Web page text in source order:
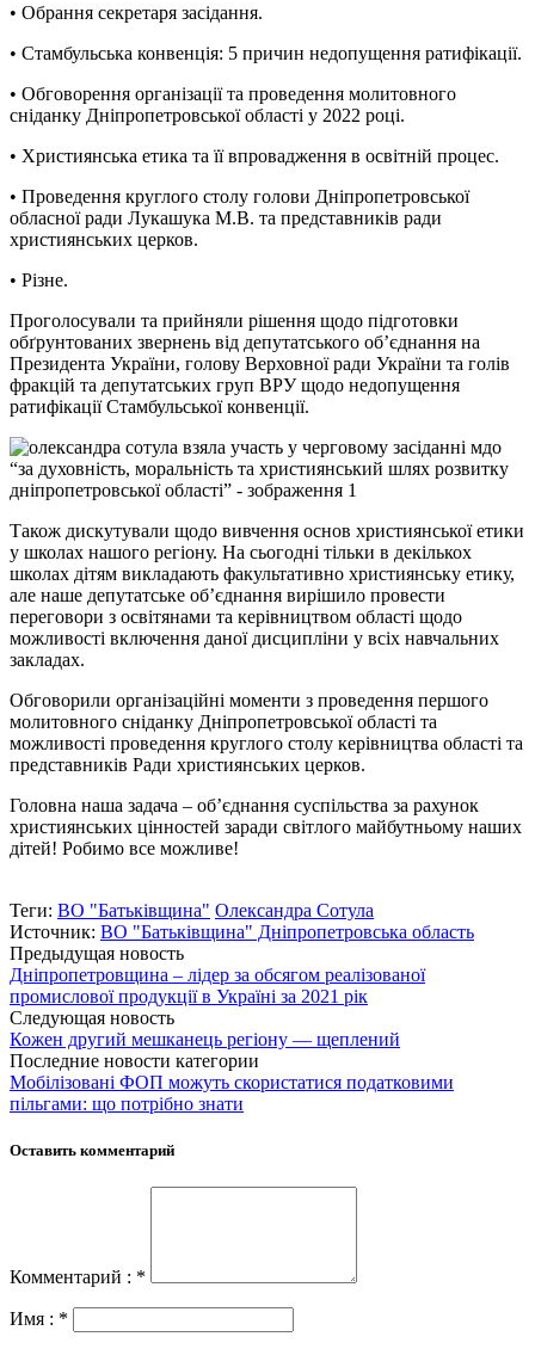
• Обрання секретаря засідання.
• Стамбульська конвенція: 5 причин недопущення ратифікації.
• Обговорення організації та проведення молитовного
сніданку Дніпропетровської області у 2022 році.
• Християнська етика та її впровадження в освітній процес.
• Проведення круглого столу голови Дніпропетровської
обласної ради Лукашука М.В. та представників ради
християнських церков.
• Різне.
Проголосували та прийняли рішення щодо підготовки
обґрунтованих звернень від депутатського об’єднання на
Президента України, голову Верховної ради України та голів
фракцій та депутатських груп ВРУ щодо недопущення
ратифікації Стамбульської конвенції.
Також дискутували щодо вивчення основ християнської етики
у школах нашого регіону. На сьогодні тільки в декількох
школах дітям викладають факультативно християнську етику,
але наше депутатське об’єднання вирішило провести
переговори з освітянами та керівництвом області щодо
можливості включення даної дисципліни у всіх навчальних
закладах.
Обговорили організаційні моменти з проведення першого
молитовного сніданку Дніпропетровської області та
можливості проведення круглого столу керівництва області та
представників Ради християнських церков.
Головна наша задача – об’єднання суспільства за рахунок
християнських цінностей заради світлого майбутньому наших
дітей! Робимо все можливе!
Теги: ВО "Батьківщина" Олександра Сотула
Источник: ВО "Батьківщина" Дніпропетровська область
Предыдущая новость
Дніпропетровщина – лідер за обсягом реалізованої
промислової продукції в Україні за 2021 рік
Следующая новость
Кожен другий мешканець регіону — щеплений
Последние новости категории
Мобілізовані ФОП можуть скористатися податковими
пільгами: що потрібно знати
Оставить комментарий
Комментарий : *
Имя : *